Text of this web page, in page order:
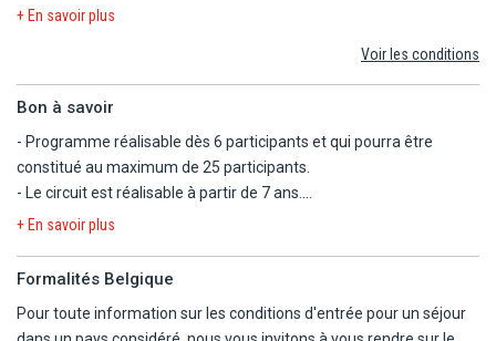
- Les autres repas et les boissons
+ En savoir plus
Voir les conditions
Bon à savoir
- Programme réalisable dès 6 participants et qui pourra être
constitué au maximum de 25 participants.
- Le circuit est réalisable à partir de 7 ans.
- Transferts en train en 2nd classe entre Shin Osaka et Hiroshima.
départ en transport commun (bus) avec un assistant
sans assistance francophone (sauf 22h30-06h30).
+ En savoir plus
Formalités Belgique
Pour toute information sur les conditions d'entrée pour un séjour